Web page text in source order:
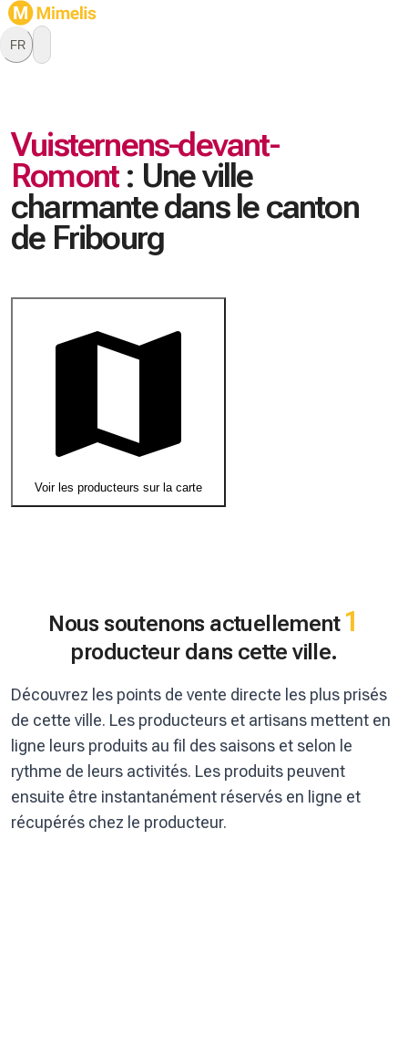
FR
Vuisternens-devant-
Romont: Une ville
charmante dans le canton
de Fribourg
Voir les producteurs sur la carte
Nous soutenons actuellement 1
producteur dans cette ville.
Découvrez les points de vente directe les plus prisés
de cette ville. Les producteurs et artisans mettent en
ligne leurs produits au fil des saisons et selon le
rythme de leurs activités. Les produits peuvent
ensuite être instantanément réservés en ligne et
récupérés chez le producteur.